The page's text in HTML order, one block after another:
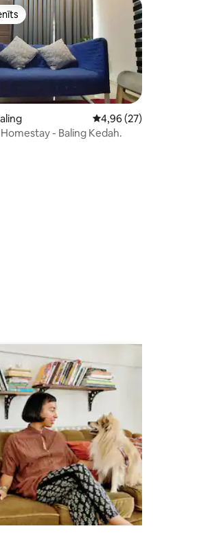
5, atsauksmju skaits: 13
Vidējais vērtējums:
4,96 (27)
- Baling Kedah.